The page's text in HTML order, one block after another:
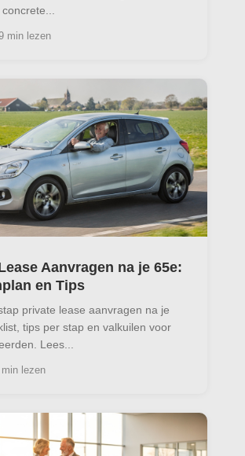
min lezen
Aanvragen na je 65e:
en Tips
private lease aanvragen na je
tips per stap en valkuilen voor
Lees...
lezen